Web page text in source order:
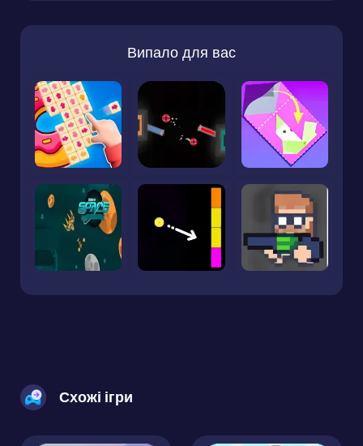
Випало для вас
Схожі ігри